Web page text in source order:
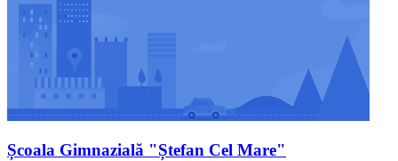
Școala Gimnazială "Ștefan Cel Mare"